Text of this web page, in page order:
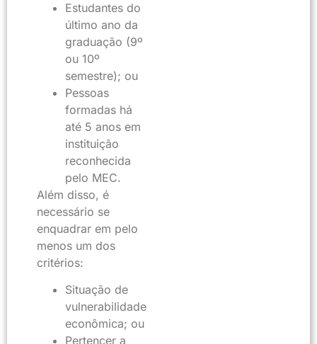
Estudantes do
último ano da
graduação (9º
ou 10º
semestre); ou
Pessoas
formadas há
até 5 anos em
instituição
reconhecida
pelo MEC.
Além disso, é
necessário se
enquadrar em pelo
menos um dos
critérios:
Situação de
vulnerabilidade
econômica; ou
Pertencer a